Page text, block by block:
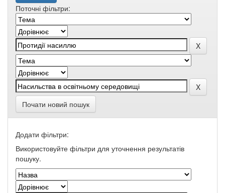
Поточні фільтри:
Почати новий пошук
Додати фільтри:
Використовуйте фільтри для уточнення результатів
пошуку.